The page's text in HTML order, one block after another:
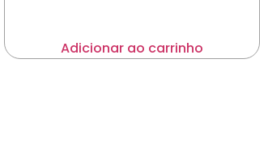
Adicionar ao carrinho